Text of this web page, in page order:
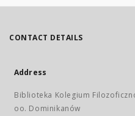
CONTACT DETAILS
Address
Biblioteka Kolegium
oo. Dominikanów